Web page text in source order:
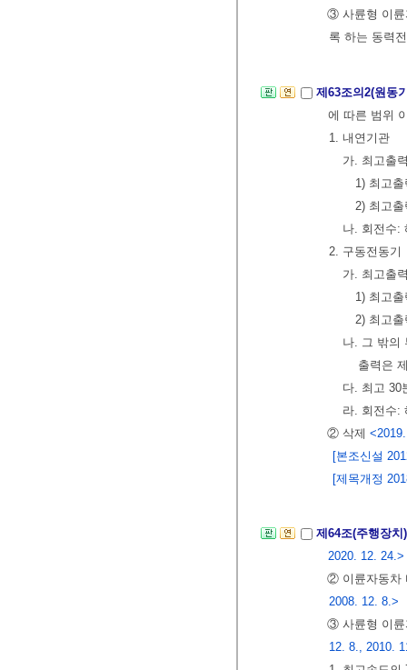
③ 사륜형 이륜
록 하는 동력
제63조의2(원동
에 따른 범위
1. 내연기관
가. 최고출
1) 최고
2) 최고
나. 회전수:
2. 구동전동기
가. 최고출
1) 최고
2) 최고
나. 그 밖의
출력은
다. 최고 30
라. 회전수:
② 삭제
[본조신설
[제목개정
제64조(주행장
2020. 12. 24.>
② 이륜자동차
2008. 12. 8.>
③ 사륜형 이륜
12. 8., 2010.